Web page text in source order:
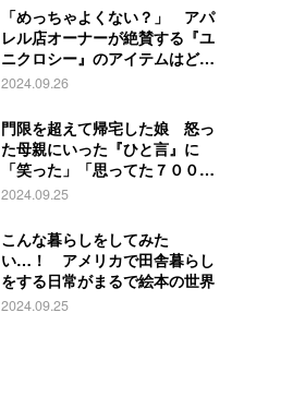
「めっちゃよくない？」 アパ
レル店オーナーが絶賛する『ユ
ニクロシー』のアイテムはど
れ？
2024.09.26
門限を超えて帰宅した娘 怒っ
た母親にいった『ひと言』に
「笑った」「思ってた７００倍
特殊」
2024.09.25
こんな暮らしをしてみた
い…！ アメリカで田舎暮らし
をする日常がまるで絵本の世界
2024.09.25